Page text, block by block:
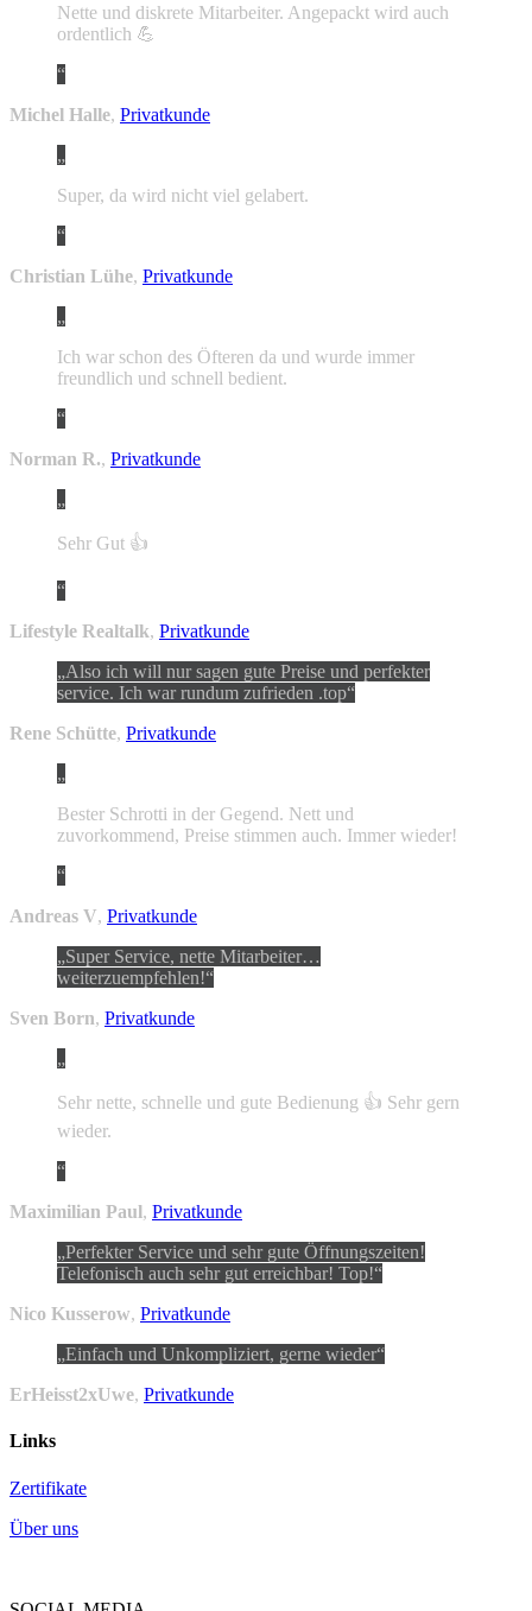
Nette und diskrete Mitarbeiter. Angepackt wird auch
ordentlich 💪
Michel Halle, Privatkunde
Super, da wird nicht viel gelabert.
Christian Lühe, Privatkunde
Ich war schon des Öfteren da und wurde immer
freundlich und schnell bedient.
Norman R., Privatkunde
Sehr Gut 👍
Lifestyle Realtalk, Privatkunde
Also ich will nur sagen gute Preise und perfekter
service. Ich war rundum zufrieden .top
Rene Schütte, Privatkunde
Bester Schrotti in der Gegend. Nett und
zuvorkommend, Preise stimmen auch. Immer wieder!
Andreas V, Privatkunde
Super Service, nette Mitarbeiter…
weiterzuempfehlen!
Sven Born, Privatkunde
Sehr nette, schnelle und gute Bedienung 👍 Sehr gern
wieder.
Maximilian Paul, Privatkunde
Perfekter Service und sehr gute Öffnungszeiten!
Telefonisch auch sehr gut erreichbar! Top!
Nico Kusserow, Privatkunde
Einfach und Unkompliziert, gerne wieder
ErHeisst2xUwe, Privatkunde
Links
Zertifikate
Über uns